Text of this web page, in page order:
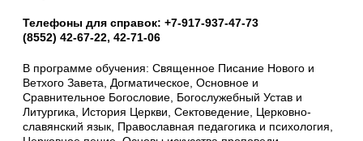
Телефоны для справок: +7-917-937-47-73
(8552) 42-67-22, 42-71-06
В программе обучения: Священное Писание Нового и
Ветхого Завета, Догматическое, Основное и
Сравнительное Богословие, Богослужебный Устав и
Литургика, История Церкви, Сектоведение, Церковно-
славянский язык, Православная педагогика и психология,